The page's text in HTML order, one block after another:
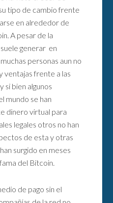
tipo de cambio frente
en alrededor de
A pesar de la
generar en
personas aun no
ventajas frente a las
si bien algunos
mundo se han
dinero virtual para
legales otros no han
de esta y otras
surgido en meses
del Bitcoin.
de pago sin el